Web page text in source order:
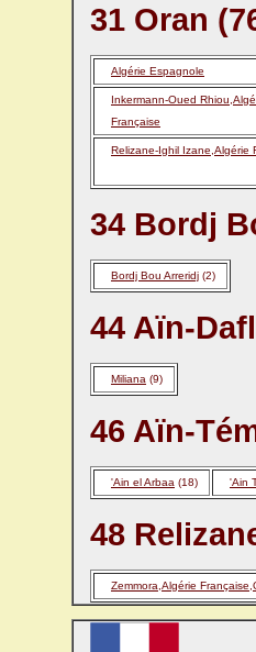
31 Oran
Algérie Espagnole
Inkermann-Oued
Française
Relizane-Ighil Izane,Algérie
34 Bordj
Bordj Bou Arreridj (2)
44 Aïn-
Miliana (9)
46 Aïn-
'Ain el Arbaa (18) 'Ain
48
Zemmora,Algérie